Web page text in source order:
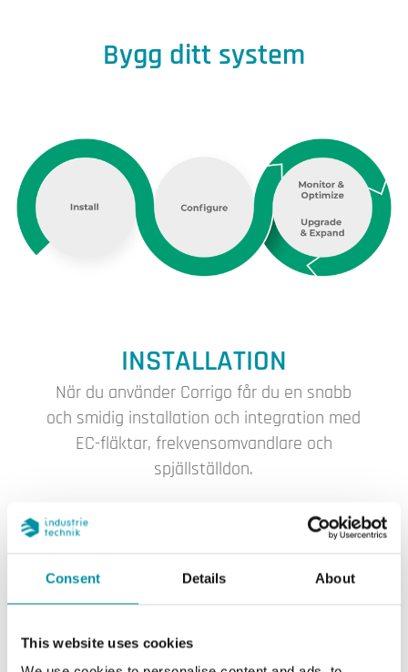
Consent Details About
This website uses cookies
Bygg ditt system
INSTALLATION
När du använder Corrigo får du en snabb
och smidig installation och integration med
EC-fläktar, frekvensomvandlare och
spjällställdon.
KONFIGURERING
Installationen och konfigurationen kan
göras antingen från Application Tool eller